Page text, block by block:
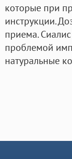
которые при
инструкции.
приема.
проблемой
натуральные